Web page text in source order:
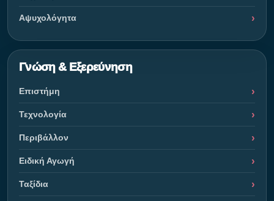
Αψυχολόγητα
Γνώση & Εξερεύνηση
Επιστήμη
Τεχνολογία
Περιβάλλον
Ειδική Αγωγή
Ταξίδια